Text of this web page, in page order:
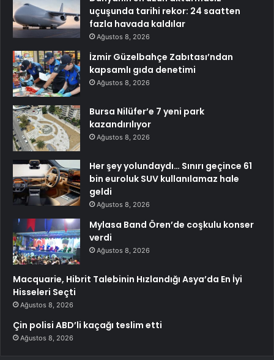
uçuşunda tarihi rekor: 24 saatten
fazla havada kaldılar
Ağustos 8, 2026
İzmir Güzelbahçe Zabıtası’ndan
kapsamlı gıda denetimi
Ağustos 8, 2026
Bursa Nilüfer’e 7 yeni park
kazandırılıyor
Ağustos 8, 2026
Her şey yolundaydı… Sınırı geçince 61
bin euroluk SUV kullanılamaz hale
geldi
Ağustos 8, 2026
Mylasa Band Ören’de coşkulu konser
verdi
Ağustos 8, 2026
Macquarie, Hibrit Talebinin Hızlandığı Asya’da En İyi
Hisseleri Seçti
Ağustos 8, 2026
Çin polisi ABD’li kaçağı teslim etti
Ağustos 8, 2026